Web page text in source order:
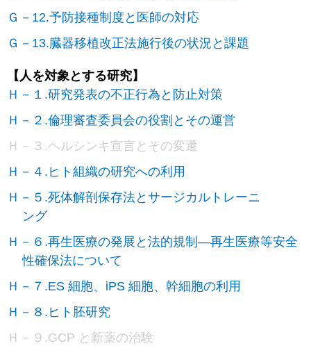
Ｇ－12.予防接種制度と医師の対応
Ｇ－13.臓器移植改正法施行後の状況と課題
【人を対象とする研究】
Ｈ－１.研究発表の不正行為と防止対策
Ｈ－２.倫理審査委員会の役割とその運営
Ｈ－３.ヘルシンキ宣言とその変遷
Ｈ－４.ヒト組織の研究への利用
Ｈ－５.死体解剖保存法とサージカルトレーニ
ング
Ｈ－６.再生医療の発展と法的規制―再生医療等安全
性確保法について
Ｈ－７.ES 細胞、iPS 細胞、幹細胞の利用
Ｈ－８.ヒト胚研究
Ｈ－９.GCP と新薬の治験